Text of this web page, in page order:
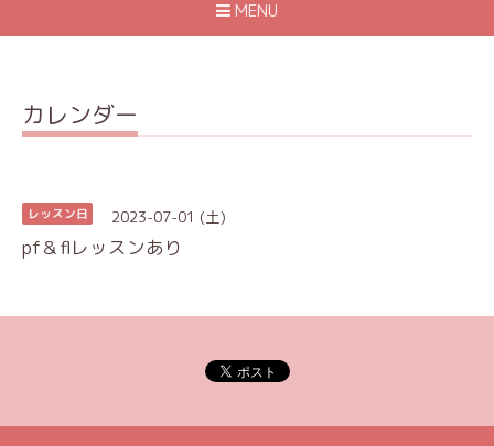
MENU
カレンダー
レッスン日 2023-07-01 (土)
pf＆flレッスンあり